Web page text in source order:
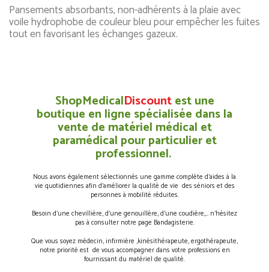
Pansements absorbants, non-adhérents à la plaie avec
voile hydrophobe de couleur bleu pour empêcher les fuites
tout en favorisant les échanges gazeux.
ShopMedicalDiscountest une
boutique en ligne spécialisée dans la
vente de matériel médical et
paramédical pour particulier et
professionnel.
Nous avons également sélectionnés une gamme complète d’aides à la
vie quotidiennes afin d’améliorer la qualité de vie des séniors et des
personnes à mobilité réduites.
Besoin d’une chevillière, d’une genouillère, d’une coudière,… n’hésitez
pas à consulter notre page Bandagisterie.
Que vous soyez médecin, infirmière ,kinésithérapeute, ergothérapeute,
notre priorité est de vous accompagner dans votre professions en
fournissant du matériel de qualité.